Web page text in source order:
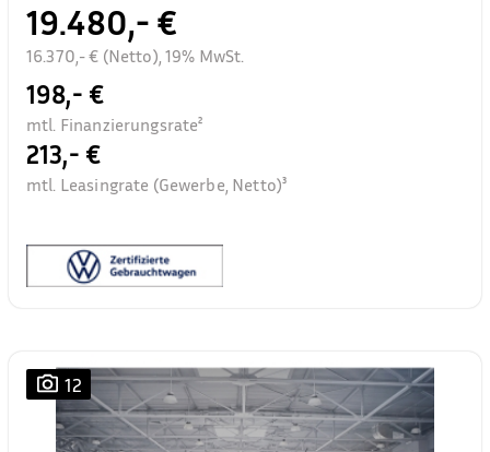
19.480,- €
16.370,- € (Netto), 19% MwSt.
198,- €
mtl. Finanzierungsrate²
213,- €
mtl. Leasingrate (Gewerbe, Netto)³
12